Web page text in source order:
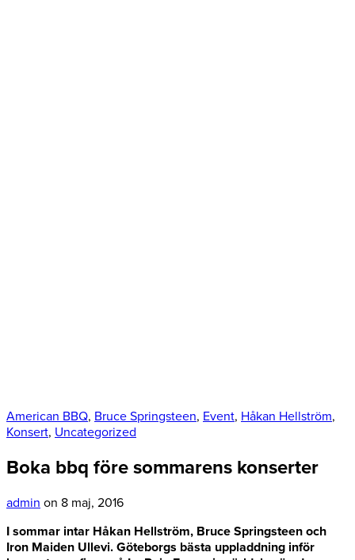
American BBQ, Bruce Springsteen, Event, Håkan Hellström,
Konsert, Uncategorized
Boka bbq före sommarens konserter
admin on 8 maj, 2016
I sommar intar Håkan Hellström, Bruce Springsteen och
Iron Maiden Ullevi. Göteborgs bästa uppladdning inför